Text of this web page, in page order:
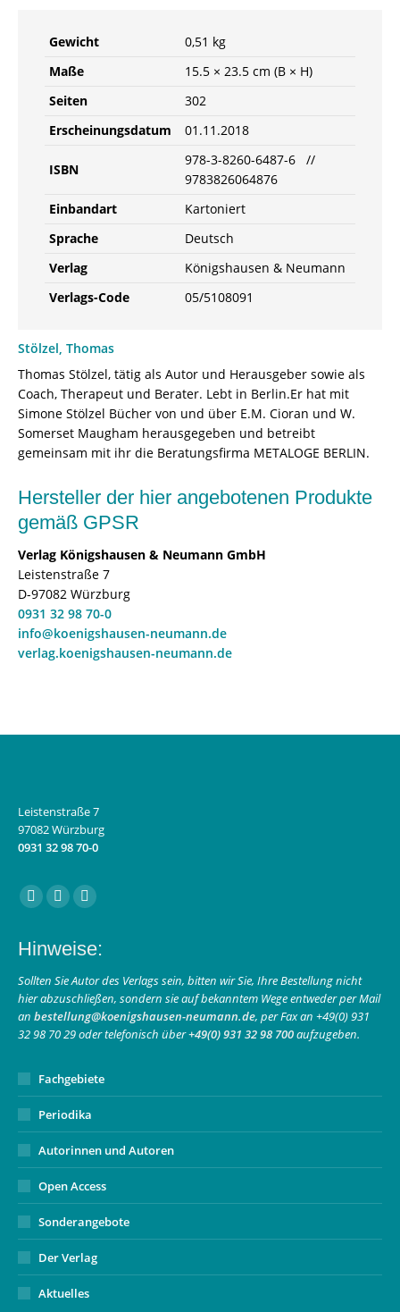
Gewicht
0,51 kg
Maße
15.5 × 23.5 cm (B × H)
Seiten
302
Erscheinungsdatum
01.11.2018
ISBN
978-3-8260-6487-6 //
9783826064876
Einbandart
Kartoniert
Sprache
Deutsch
Verlag
Königshausen & Neumann
Verlags-Code
05/5108091
Stölzel, Thomas
Thomas Stölzel, tätig als Autor und Herausgeber sowie als
Coach, Therapeut und Berater. Lebt in Berlin.Er hat mit
Simone Stölzel Bücher von und über E.M. Cioran und W.
Somerset Maugham herausgegeben und betreibt
gemeinsam mit ihr die Beratungsfirma METALOGE BERLIN.
Hersteller der hier angebotenen Produkte
gemäß GPSR
Verlag Königshausen & Neumann GmbH
Leistenstraße 7
D-97082 Würzburg
0931 32 98 70-0
info@koenigshausen-neumann.de
verlag.koenigshausen-neumann.de
Leistenstraße 7
97082 Würzburg
0931 32 98 70-0
Finden Sie uns auf:
Facebook
opens
in
new
window
Instagram
opens
in
new
window
E-
page
opens
in
new
window
Hinweise:
Sollten Sie Autor des Verlags sein, bitten wir Sie, Ihre Bestellung nicht
hier abzuschließen, sondern sie auf bekanntem Wege entweder per Mail
an bestellung@koenigshausen-neumann.de, per Fax an +49(0) 931
32 98 70 29 oder telefonisch über+49(0) 931 32 98 700aufzugeben.
Fachgebiete
Periodika
Autorinnen und Autoren
Open Access
Sonderangebote
Der Verlag
Aktuelles